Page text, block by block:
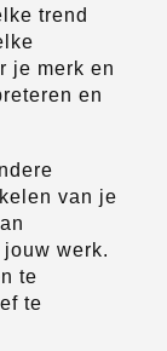
trend
je merk en
en
van je
werk.
te
te